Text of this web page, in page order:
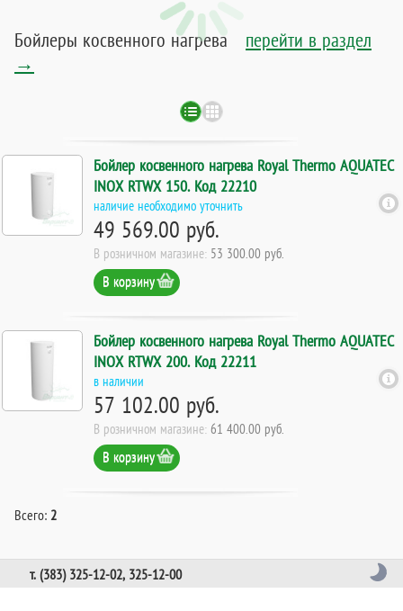
Бойлеры косвенного нагрева
перейти в раздел
→
Бойлер косвенного нагрева Royal Thermo AQUATEC
INOX RTWX 150. Код 22210
наличие необходимо уточнить
49 569.00 руб.
В розничном магазине: 53 300.00 руб.
В корзину
Бойлер косвенного нагрева Royal Thermo AQUATEC
INOX RTWX 200. Код 22211
в наличии
57 102.00 руб.
В розничном магазине: 61 400.00 руб.
В корзину
Всего: 2
т. (383) 325-12-02, 325-12-00